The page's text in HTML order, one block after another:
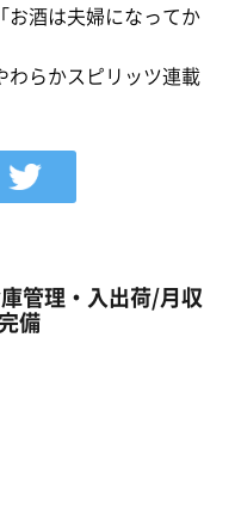
酒は夫婦になってか
らかスピリッツ連載
管理・入出荷/月収
備